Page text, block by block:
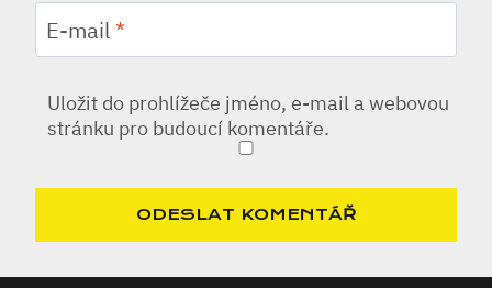
E-mail *
Uložit do prohlížeče jméno, e-mail a webovou
stránku pro budoucí komentáře.